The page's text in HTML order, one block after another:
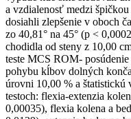
a vzdialenosť medzi
dosiahli zlepšenie v oboch
zo 40,81° na 45° (p <
chodidla od steny z 10,00
teste MCS ROM-
pohybu kĺbov dolných
úrovni 10,00 % a štatistickú
testoch: flexia-extenzia
0,00035), flexia kolena a